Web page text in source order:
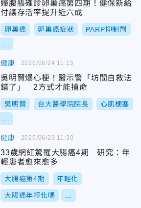
婦腹脹確診卵巢癌第四期！健保新給
付讓存活率提升近六成
卵巢癌 卵巢癌症狀 PARP抑制劑
健康
吳明賢爆心梗！醫示警「坊間自救法
錯了」 2方式才能搶命
吳明賢 台大醫學院院長 心肌梗塞
2026/06/24 11:15
健康
33歲網紅驚罹大腸癌4期 研究：年
輕患者愈來愈多
大腸癌第4期 年輕化
大腸癌年輕化嗎
2026/06/23 11:30